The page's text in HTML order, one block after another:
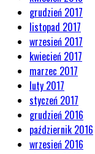
grudzień 2017
listopad 2017
wrzesień 2017
kwiecień 2017
marzec 2017
luty 2017
styczeń 2017
grudzień 2016
październik 2016
wrzesień 2016